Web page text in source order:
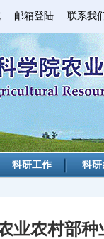
邮箱登陆 联系我
科研工作 科
业农村部种